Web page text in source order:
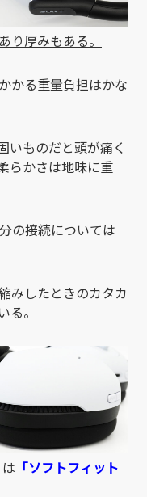
り厚みもある。
かる重量負担はかな
いものだと頭が痛く
らかさは地味に重
の接続については
みしたときのカタカ
。
は 「ソフトフィット